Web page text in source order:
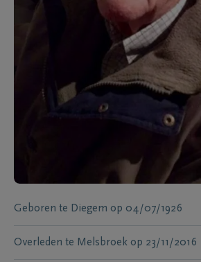
Geboren te Diegem op 04/07/1926
Overleden te Melsbroek op 23/11/2016